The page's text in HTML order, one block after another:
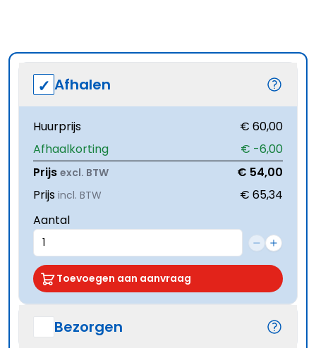
Afhalen
Huurprijs
€ 60,00
Afhaalkorting
€ -6,00
Prijs excl. BTW
€ 54,00
Prijs incl. BTW
€ 65,34
Aantal
Toevoegen aan aanvraag
Bezorgen